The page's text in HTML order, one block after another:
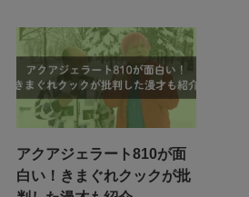
アクアジェラート810が面
白い！きまぐれクックが批